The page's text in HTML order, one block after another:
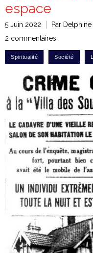
espace
5 Juin 2022
Par
2 commentaires